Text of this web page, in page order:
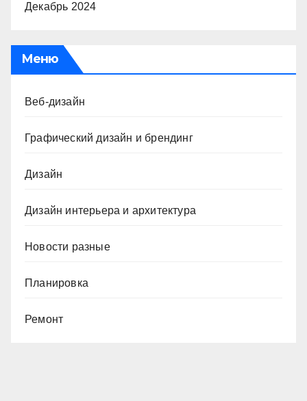
Декабрь 2024
Меню
Веб-дизайн
Графический дизайн и брендинг
Дизайн
Дизайн интерьера и архитектура
Новости разные
Планировка
Ремонт